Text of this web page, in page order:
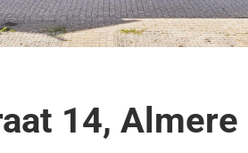
14, Almere